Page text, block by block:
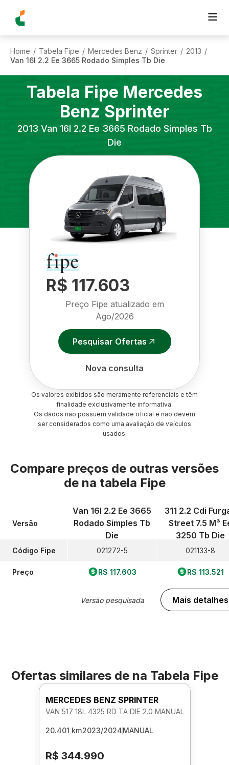
Home / Tabela Fipe / Mercedes Benz / Sprinter / 2013 /
Van 16l 2.2 Ee 3665 Rodado Simples Tb Die
Tabela Fipe Mercedes
Benz Sprinter
2013 Van 16l 2.2 Ee 3665 Rodado Simples Tb
Die
R$ 117.603
Preço Fipe atualizado em
Ago/2026
Pesquisar Ofertas
Nova consulta
Os valores exibidos são meramente referenciais e têm
finalidade exclusivamente informativa.
Os dados não possuem validade oficial e não devem
ser considerados como uma avaliação de veículos
usados.
Compare preços de outras versões
de na tabela Fipe
Versão
Código Fipe
Preço
Van 16l 2.2 Ee 3665
Rodado Simples Tb
Die
021272-5
R$ 117.603
Versão pesquisada
311 2.2 Cdi
Street 7.5 M³
3250 Tb Die
021133-8
R$ 113.521
Mais detalhes
Ofertas similares de na Tabela Fipe
MERCEDES BENZ SPRINTER
VAN 517 18L 4325 RD TA DIE 2.0 MANUAL
20.401 km2023/2024MANUAL
R$ 344.990